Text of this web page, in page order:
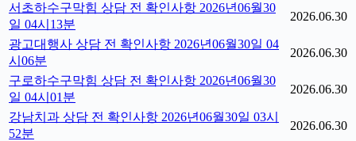
서초하수구막힘 상담 전 확인사항 2026년06월30
일 04시13분
2026.06.30
광고대행사 상담 전 확인사항 2026년06월30일 04
시06분
2026.06.30
구로하수구막힘 상담 전 확인사항 2026년06월30
일 04시01분
2026.06.30
강남치과 상담 전 확인사항 2026년06월30일 03시
52분
2026.06.30